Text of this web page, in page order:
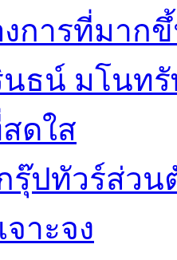
การที่มาก
ธน์ มโนท
ดใส
รุ๊ปทัวร์ส่ว
จาะจง